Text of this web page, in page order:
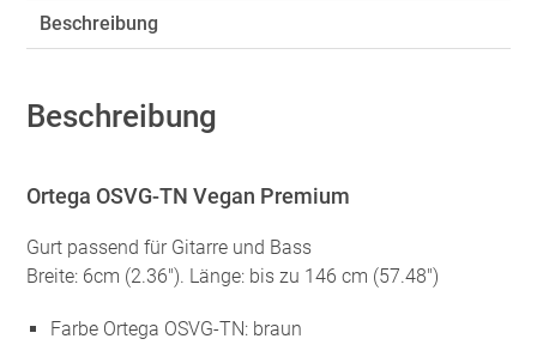
Premium
Beschreibung
Beschreibung
Ortega OSVG-TN Vegan Premium
Gurt passend für Gitarre und Bass
Breite: 6cm (2.36″). Länge: bis zu 146 cm (57.48″)
Farbe Ortega OSVG-TN: braun